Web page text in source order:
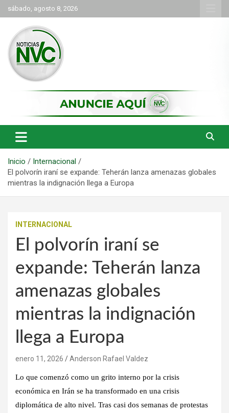
Saltar
al
contenido
sábado, agosto 8, 2026
NVC Noticias
Inicio
Internacional
El polvorín iraní se expande: Teherán lanza amenazas globales
mientras la indignación llega a Europa
INTERNACIONAL
El polvorín iraní se
expande: Teherán lanza
amenazas globales
mientras la indignación
llega a Europa
enero 11, 2026 Anderson Rafael Valdez
Lo que comenzó como un grito interno por la crisis
económica en Irán se ha transformado en una crisis
diplomática de alto nivel. Tras casi dos semanas de protestas